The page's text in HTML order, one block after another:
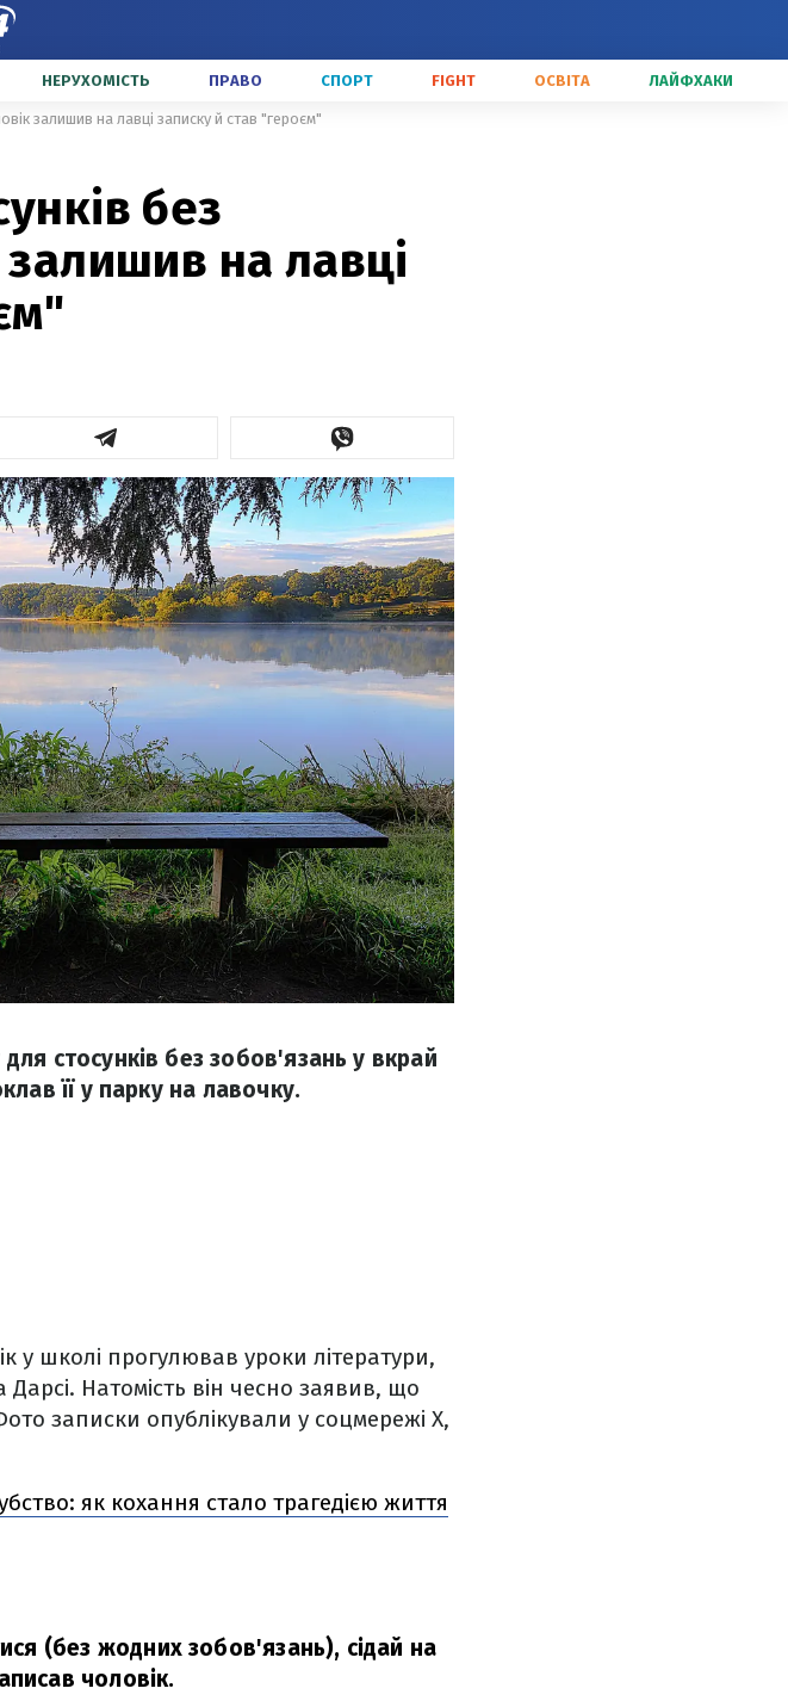
НЕРУХОМІСТЬ ПРАВО СПОРТ FIGHT ОСВІТА ЛАЙФХАКИ
залишив на лавці записку й став "героєм"
без
на лавці
стосунків без зобов'язань у вкрай
її у парку на лавочку.
у школі прогулював уроки літератури,
Натомість він чесно заявив, що
записки опублікували у соцмережі X,
як кохання стало трагедією життя
(без жодних зобов'язань), сідай на
чоловік.